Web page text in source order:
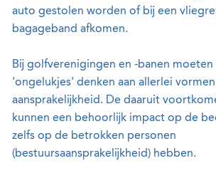
auto gestolen worden of bij een
bagageband afkomen.
Bij golfverenigingen en -banen moeten
'ongelukjes' denken aan allerlei vormen
aansprakelijkheid. De daaruit
kunnen een behoorlijk impact op de
zelfs op de betrokken personen
(bestuursaansprakelijkheid) hebben.